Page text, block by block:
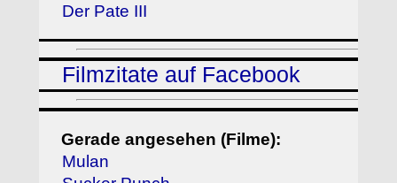
Der Pate III
Filmzitate auf Facebook
Gerade angesehen (Filme):
Mulan